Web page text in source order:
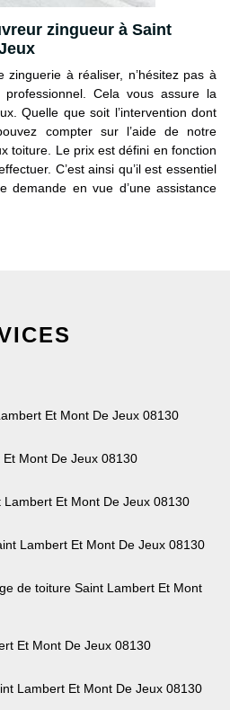
zingueur à Saint
à réaliser, n’hésitez pas à
Cela vous assure la
Quelle que soit l’intervention dont
compter sur l’aide de notre
toiture. Le prix est défini en fonction
C’est ainsi qu’il est essentiel
demande en vue d’une assistance
Et Mont De Jeux 08130
Mont De Jeux 08130
Et Mont De Jeux 08130
Lambert Et Mont De Jeux 08130
de toiture Saint Lambert Et Mont
Et Mont De Jeux 08130
Lambert Et Mont De Jeux 08130